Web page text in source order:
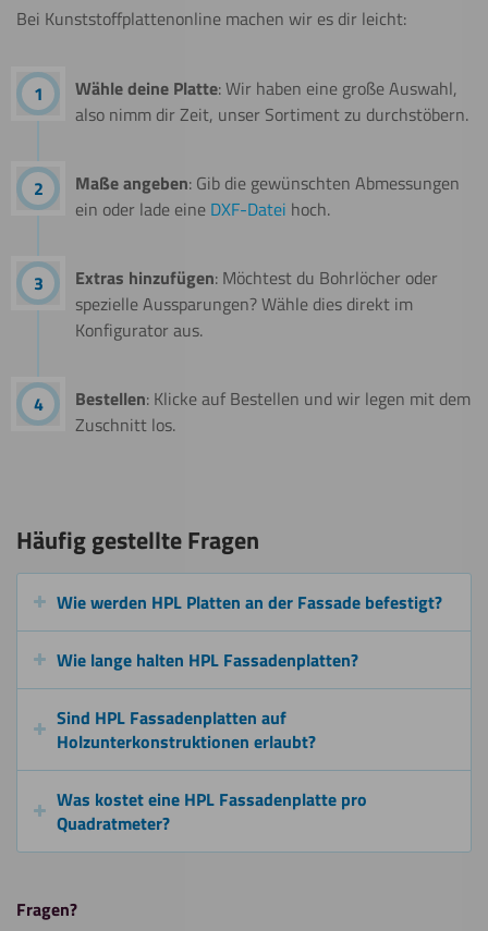
Bei Kunststoffplattenonline machen wir es dir leicht:
schritteWähle deine Platte: Wir haben eine große Auswahl,
also nimm dir Zeit, unser Sortiment zu durchstöbern.
Maße angeben: Gib die gewünschten Abmessungen
ein oder lade eine DXF-Datei hoch.
Extras hinzufügen: Möchtest du Bohrlöcher oder
spezielle Aussparungen? Wähle dies direkt im
Konfigurator aus.
Bestellen: Klicke auf Bestellen und wir legen mit dem
Zuschnitt los.
Häufig gestellte Fragen
Wie werden HPL Platten an der Fassade befestigt?
Wie lange halten HPL Fassadenplatten?
Sind HPL Fassadenplatten auf
Holzunterkonstruktionen erlaubt?
Was kostet eine HPL Fassadenplatte pro
Quadratmeter?
Fragen?